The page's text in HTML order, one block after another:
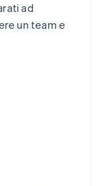
ad
un team e